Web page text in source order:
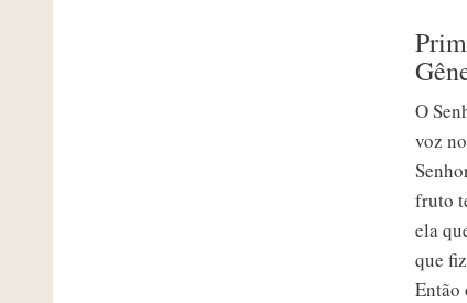
O
voz
fruto
ela
que
Então